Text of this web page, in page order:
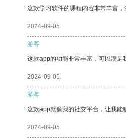
这款学习软件的课程内容非常丰富
2024-09-05
游客
这款app的功能非常丰富，可以满足
2024-09-05
游客
这款app就像我的社交平台，让我能
2024-09-05